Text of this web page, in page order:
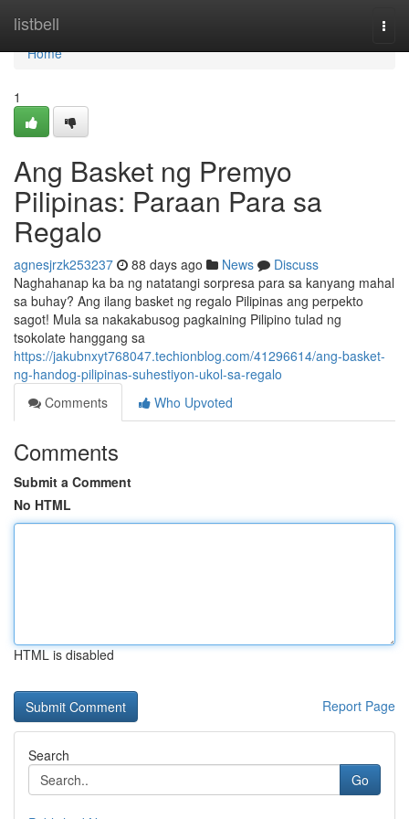
listbell
Home
Home
1
Ang Basket ng Premyo
Pilipinas: Paraan Para sa
Regalo
agnesjrzk253237 88 days ago News
Discuss
Naghahanap ka ba ng natatangi sorpresa para sa kanyang mahal
sa buhay? Ang ilang basket ng regalo Pilipinas ang perpekto
sagot! Mula sa nakakabusog pagkaining Pilipino tulad ng
tsokolate hanggang sa
https://jakubnxyt768047.techionblog.com/41296614/ang-basket-
ng-handog-pilipinas-suhestiyon-ukol-sa-regalo
Comments
Who Upvoted
Comments
Submit a Comment
No HTML
HTML is disabled
Report Page
Search
Go